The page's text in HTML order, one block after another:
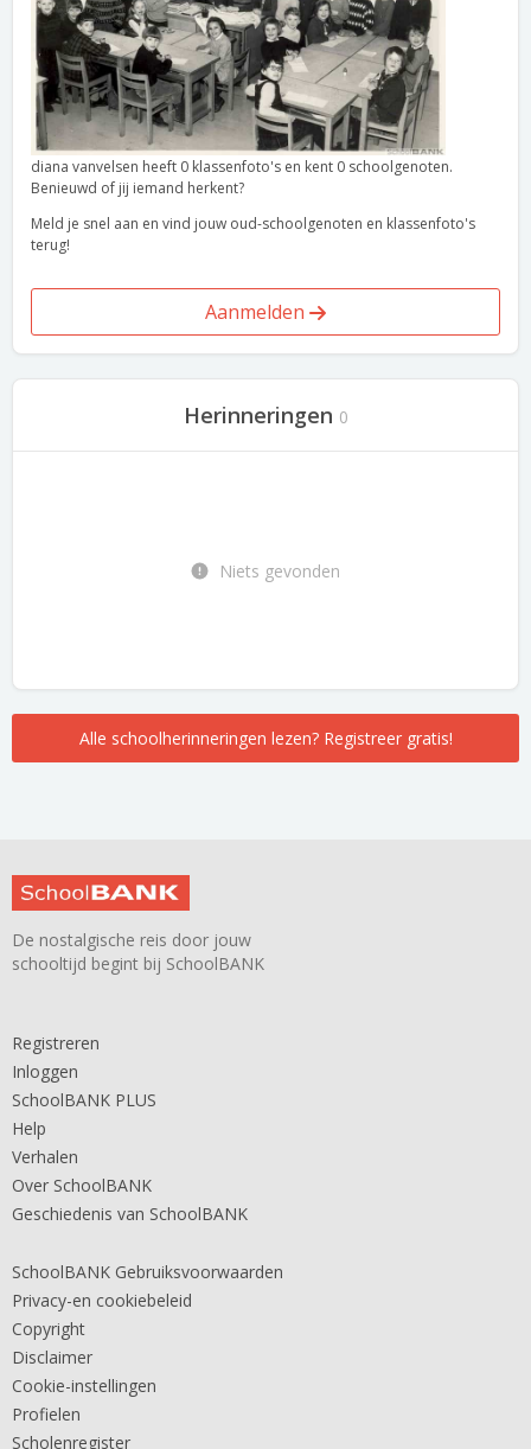
diana vanvelsen heeft 0 klassenfoto's en kent 0 schoolgenoten.
Benieuwd of jij iemand herkent?
Meld je snel aan en vind jouw oud-schoolgenoten en klassenfoto's
terug!
Aanmelden
Herinneringen 0
Niets gevonden
Alle schoolherinneringen lezen? Registreer gratis!
De nostalgische reis door jouw
schooltijd begint bij SchoolBANK
Registreren
Inloggen
SchoolBANK PLUS
Help
Verhalen
Over SchoolBANK
Geschiedenis van SchoolBANK
SchoolBANK Gebruiksvoorwaarden
Privacy-en cookiebeleid
Copyright
Disclaimer
Cookie-instellingen
Profielen
Scholenregister